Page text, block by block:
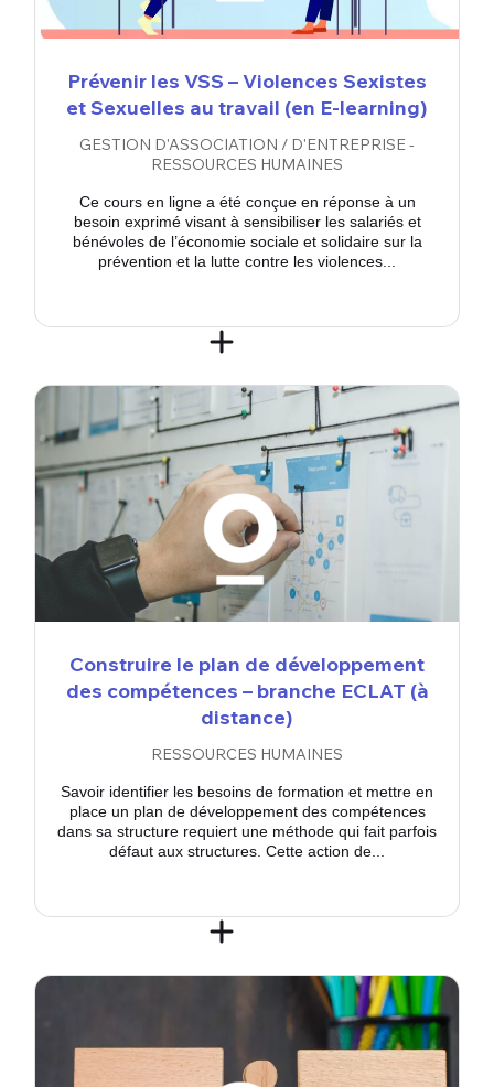
Prévenir les VSS – Violences Sexistes
et Sexuelles au travail (en E-learning)
GESTION D'ASSOCIATION / D'ENTREPRISE -
RESSOURCES HUMAINES
Ce cours en ligne a été conçue en réponse à un
besoin exprimé visant à sensibiliser les salariés et
bénévoles de l’économie sociale et solidaire sur la
prévention et la lutte contre les violences...
Construire le plan de développement
des compétences – branche ECLAT (à
distance)
RESSOURCES HUMAINES
Savoir identifier les besoins de formation et mettre en
place un plan de développement des compétences
dans sa structure requiert une méthode qui fait parfois
défaut aux structures. Cette action de...